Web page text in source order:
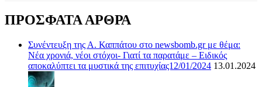
ΠΡΟΣΦΑΤΑ ΑΡΘΡΑ
Συνέντευξη της Α. Καππάτου στο newsbomb.gr με θέμα:
Νέα χρονιά, νέοι στόχοι- Γιατί τα παρατάμε – Ειδικός
αποκαλύπτει τα μυστικά της επιτυχίας12/01/2024 13.01.2024